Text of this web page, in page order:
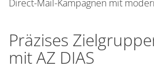
Direct-Mail-Kampagnen mit
Präzises
mit AZ DIAS